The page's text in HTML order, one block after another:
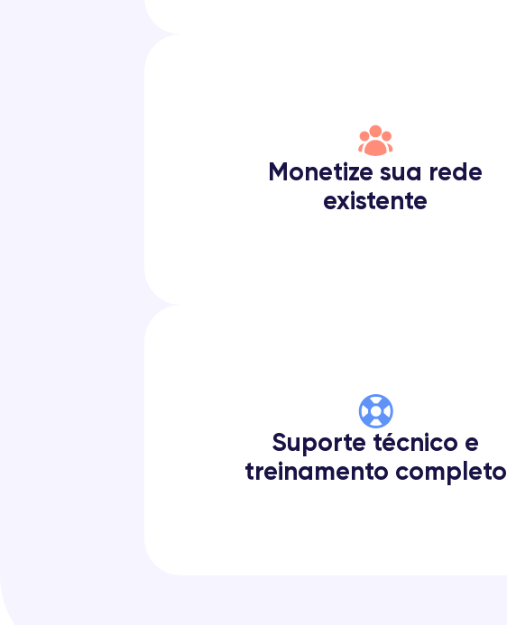
Monetize sua rede
existente
Suporte técnico e
treinamento completo